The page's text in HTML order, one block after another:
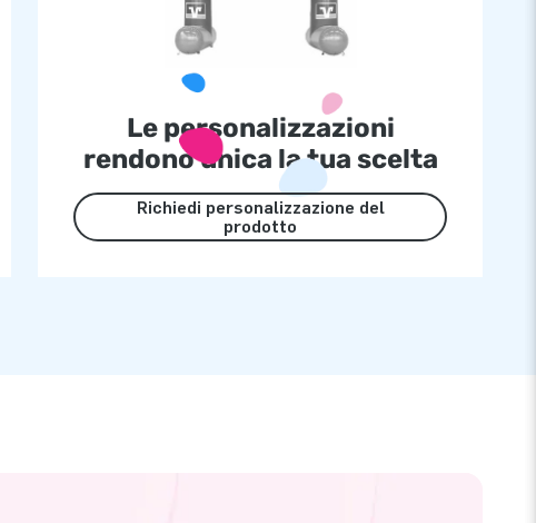
Le personalizzazioni
rendono unica la tua scelta
Richiedi personalizzazione del
prodotto